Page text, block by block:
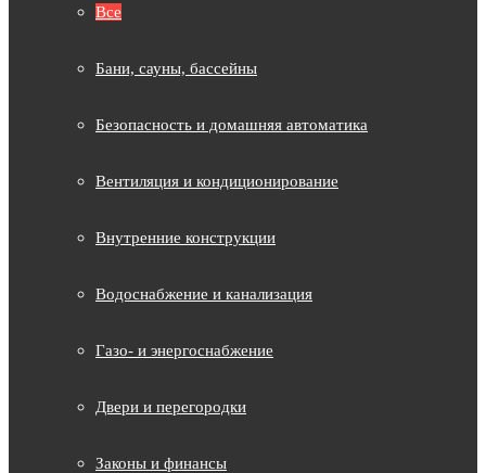
Все
Бани, сауны, бассейны
Безопасность и домашняя автоматика
Вентиляция и кондиционирование
Внутренние конструкции
Водоснабжение и канализация
Газо- и энергоснабжение
Двери и перегородки
Законы и финансы